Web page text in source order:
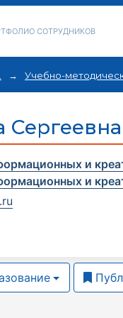
СОТРУДНИКОВ
Учебно-
Сергеевна
и
и